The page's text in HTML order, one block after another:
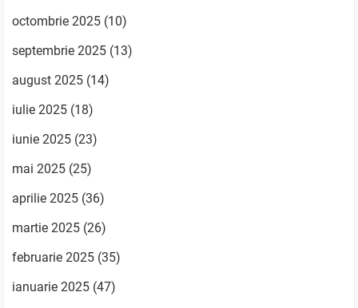
octombrie 2025 (10)
septembrie 2025 (13)
august 2025 (14)
iulie 2025 (18)
iunie 2025 (23)
mai 2025 (25)
aprilie 2025 (36)
martie 2025 (26)
februarie 2025 (35)
ianuarie 2025 (47)